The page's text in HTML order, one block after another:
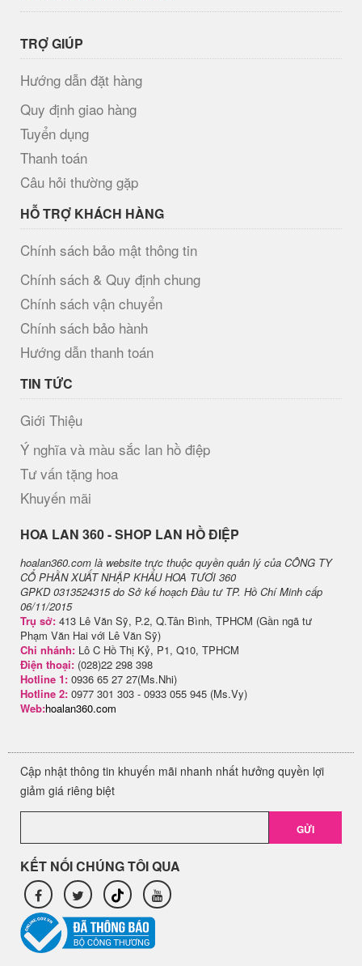
TRỢ GIÚP
Hướng dẫn đặt hàng
Quy định giao hàng
Tuyển dụng
Thanh toán
Câu hỏi thường gặp
HỖ TRỢ KHÁCH HÀNG
Chính sách bảo mật thông tin
Chính sách & Quy định chung
Chính sách vận chuyển
Chính sách bảo hành
Hướng dẫn thanh toán
TIN TỨC
Giới Thiệu
Ý nghĩa và màu sắc lan hồ điệp
Tư vấn tặng hoa
Khuyến mãi
H​OA LAN 360 - SHOP LAN HỒ ĐIỆP
hoalan360.com là website trực thuộc quyền quản lý của CÔNG TY
CỔ PHẦN XUẤT NHẬP KHẨU HOA TƯƠI 360
GPKD 0313524315 do Sở kế hoạch Đầu tư TP. Hồ Chí Minh cấp
06/11/2015
Trụ sở: 413 Lê Văn Sỹ, P.2, Q.Tân Bình, TPHCM (Gần ngã tư
Phạm Văn Hai với Lê Văn Sỹ)
Chi nhánh: Lô C Hồ Thị Kỷ, P1, Q10, TPHCM
Điện thoại: (028)22 298 398
Hotline 1: 0936 65 27 27(Ms.Nhi)
Hotline 2: 0977 301 303 - 0933 055 945 (Ms.Vy)
Web:hoalan360.com
Cập nhật thông tin khuyến mãi nhanh nhất hưởng quyền lợi
giảm giá riêng biệt
GỬI
KẾT NỐI CHÚNG TÔI QUA